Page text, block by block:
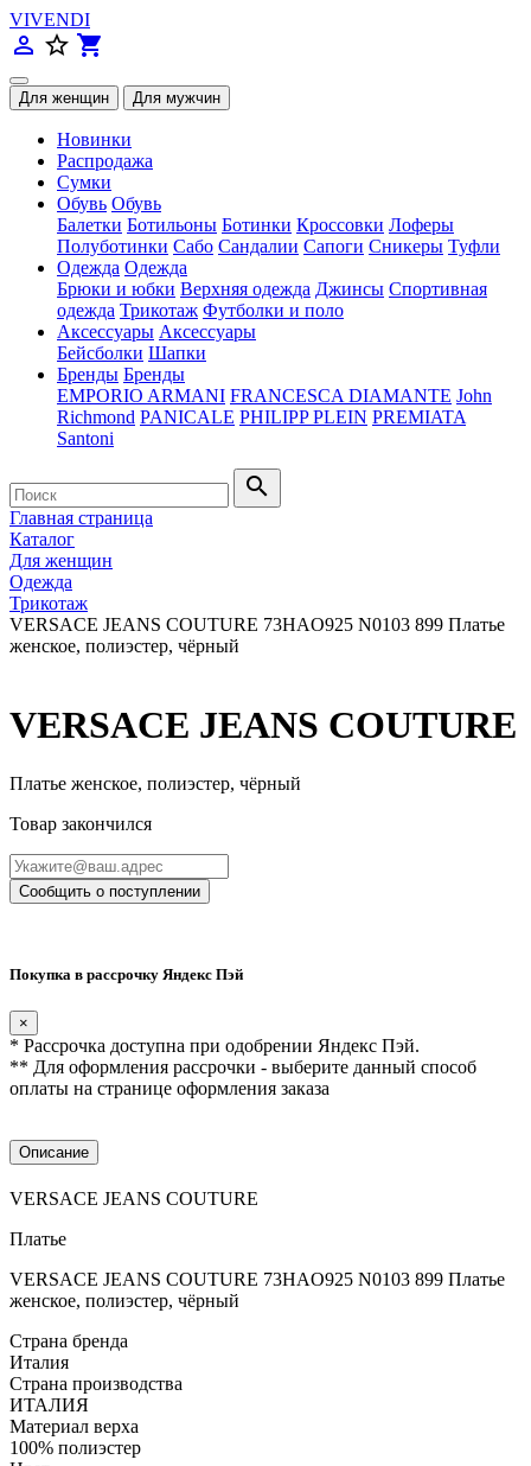
VIVENDI
person_outline star_border shopping_cart
Новинки
Распродажа
Сумки
Обувь Обувь
Балетки Ботильоны Ботинки Кроссовки Лоферы
Полуботинки Сабо Сандалии Сапоги Сникеры Туфли
Одежда Одежда
Брюки и юбки Верхняя одежда Джинсы Спортивная
одежда Трикотаж Футболки и поло
Аксессуары Аксессуары
Бейсболки Шапки
Бренды Бренды
EMPORIO ARMANI FRANCESCA DIAMANTE John
Richmond PANICALE PHILIPP PLEIN PREMIATA
Santoni
search
Главная страница
Каталог
Для женщин
Одежда
Трикотаж
VERSACE JEANS COUTURE 73HAO925 N0103 899 Платье
женское, полиэстер, чёрный
VERSACE JEANS COUTURE
Платье женское, полиэстер, чёрный
Товар закончился
Сообщить о поступлении
Покупка в рассрочку Яндекс Пэй
×
* Рассрочка доступна при одобрении Яндекс Пэй.
** Для оформления рассрочки - выберите данный способ
оплаты на странице оформления заказа
Описание
VERSACE JEANS COUTURE
Платье
VERSACE JEANS COUTURE 73HAO925 N0103 899 Платье
женское, полиэстер, чёрный
Страна бренда
Италия
Страна производства
ИТАЛИЯ
Материал верха
100% полиэстер